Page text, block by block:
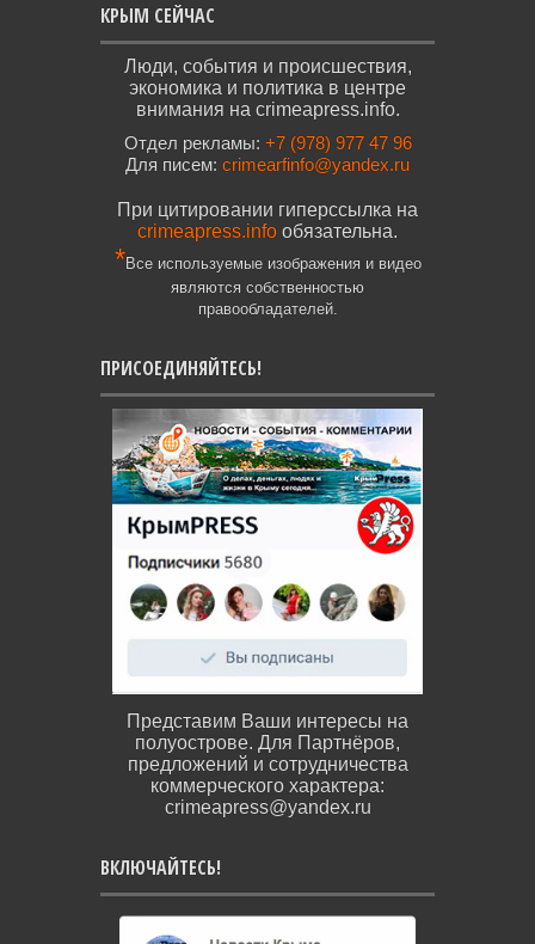
КРЫМ СЕЙЧАС
Люди, события и происшествия,
экономика и политика в центре
внимания на crimeapress.info.
Отдел рекламы: +7 (978) 977 47 96
Для писем: crimearfinfo@yandex.ru
При цитировании гиперссылка на
crimeapress.info обязательна.
*Все используемые изображения и видео
являются собственностью
правообладателей.
ПРИСОЕДИНЯЙТЕСЬ!
Представим Ваши интересы на
полуострове. Для Партнёров,
предложений и сотрудничества
коммерческого характера:
crimeapress@yandex.ru
ВКЛЮЧАЙТЕСЬ!